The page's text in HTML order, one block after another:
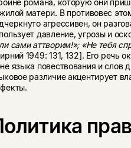
матери. В противовес
агрессивен, он
давление, угрозы и
сами аттворим!»; «Не тебя
1949: 131, 132]. Его речь
языка повествования и
различие акцентирует